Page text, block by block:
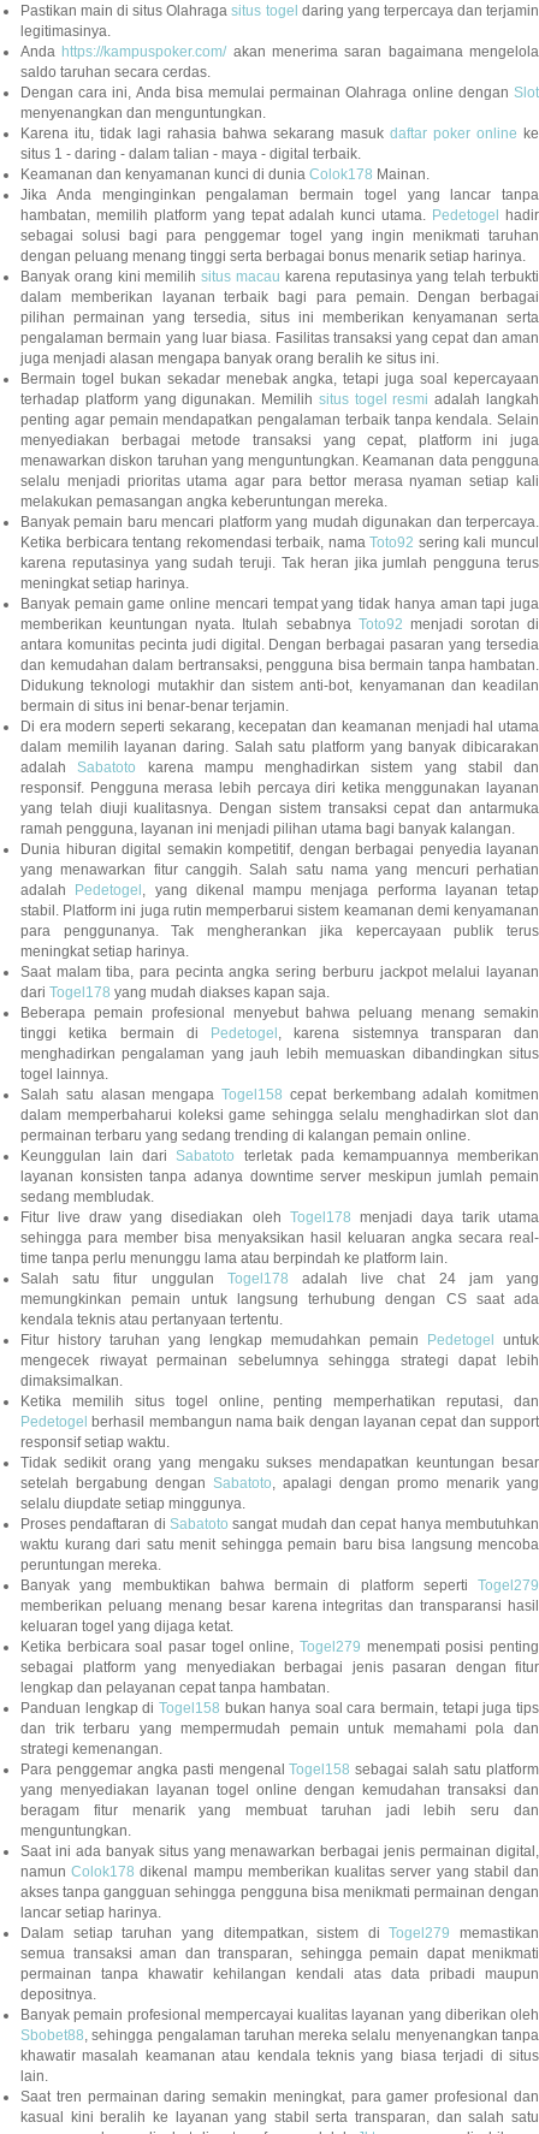
Pastikan main di situs Olahragasitus togel daring yang terpercaya dan terjamin
legitimasinya.
Anda https://kampuspoker.com/akan menerima saran bagaimana mengelola
saldo taruhan secara cerdas.
Dengan cara ini, Anda bisa memulai permainan Olahraga online dengan Slot
menyenangkan dan menguntungkan.
Karena itu, tidak lagi rahasia bahwa sekarang masuk daftar poker online ke
situs 1 - daring - dalam talian - maya - digital terbaik.
Keamanan dan kenyamanan kunci di dunia Colok178 Mainan.
Jika Anda menginginkan pengalaman bermain togel yang lancar tanpa
hambatan, memilih platform yang tepat adalah kunci utama. Pedetogel hadir
sebagai solusi bagi para penggemar togel yang ingin menikmati taruhan
dengan peluang menang tinggi serta berbagai bonus menarik setiap harinya.
Banyak orang kini memilihsitus macau karena reputasinya yang telah terbukti
dalam memberikan layanan terbaik bagi para pemain. Dengan berbagai
pilihan permainan yang tersedia, situs ini memberikan kenyamanan serta
pengalaman bermain yang luar biasa. Fasilitas transaksi yang cepat dan aman
juga menjadi alasan mengapa banyak orang beralih ke situs ini.
Bermain togel bukan sekadar menebak angka, tetapi juga soal kepercayaan
terhadap platform yang digunakan. Memilih situs togel resmi adalah langkah
penting agar pemain mendapatkan pengalaman terbaik tanpa kendala. Selain
menyediakan berbagai metode transaksi yang cepat, platform ini juga
menawarkan diskon taruhan yang menguntungkan. Keamanan data pengguna
selalu menjadi prioritas utama agar para bettor merasa nyaman setiap kali
melakukan pemasangan angka keberuntungan mereka.
Banyak pemain baru mencari platform yang mudah digunakan dan terpercaya.
Ketika berbicara tentang rekomendasi terbaik, namaToto92 sering kali muncul
karena reputasinya yang sudah teruji. Tak heran jika jumlah pengguna terus
meningkat setiap harinya.
Banyak pemain game online mencari tempat yang tidak hanya aman tapi juga
memberikan keuntungan nyata. Itulah sebabnya Toto92 menjadi sorotan di
antara komunitas pecinta judi digital. Dengan berbagai pasaran yang tersedia
dan kemudahan dalam bertransaksi, pengguna bisa bermain tanpa hambatan.
Didukung teknologi mutakhir dan sistem anti-bot, kenyamanan dan keadilan
bermain di situs ini benar-benar terjamin.
Di era modern seperti sekarang, kecepatan dan keamanan menjadi hal utama
dalam memilih layanan daring. Salah satu platform yang banyak dibicarakan
adalahSabatoto karena mampu menghadirkan sistem yang stabil dan
responsif. Pengguna merasa lebih percaya diri ketika menggunakan layanan
yang telah diuji kualitasnya. Dengan sistem transaksi cepat dan antarmuka
ramah pengguna, layanan ini menjadi pilihan utama bagi banyak kalangan.
Dunia hiburan digital semakin kompetitif, dengan berbagai penyedia layanan
yang menawarkan fitur canggih. Salah satu nama yang mencuri perhatian
adalah Pedetogel , yang dikenal mampu menjaga performa layanan tetap
stabil. Platform ini juga rutin memperbarui sistem keamanan demi kenyamanan
para penggunanya. Tak mengherankan jika kepercayaan publik terus
meningkat setiap harinya.
Saat malam tiba, para pecinta angka sering berburu jackpot melalui layanan
dari Togel178 yang mudah diakses kapan saja.
Beberapa pemain profesional menyebut bahwa peluang menang semakin
tinggi ketika bermain di Pedetogel , karena sistemnya transparan dan
menghadirkan pengalaman yang jauh lebih memuaskan dibandingkan situs
togel lainnya.
Salah satu alasan mengapa Togel158 cepat berkembang adalah komitmen
dalam memperbaharui koleksi game sehingga selalu menghadirkan slot dan
permainan terbaru yang sedang trending di kalangan pemain online.
Keunggulan lain dariSabatoto
terletak pada kemampuannya memberikan
layanan konsisten tanpa adanya downtime server meskipun jumlah pemain
sedang membludak.
Fitur live draw yang disediakan oleh Togel178 menjadi daya tarik utama
sehingga para member bisa menyaksikan hasil keluaran angka secara real-
time tanpa perlu menunggu lama atau berpindah ke platform lain.
Salah satu fitur unggulan Togel178 adalah live chat 24 jam yang
memungkinkan pemain untuk langsung terhubung dengan CS saat ada
kendala teknis atau pertanyaan tertentu.
Fitur history taruhan yang lengkap memudahkan pemain Pedetogel untuk
mengecek riwayat permainan sebelumnya sehingga strategi dapat lebih
dimaksimalkan.
Ketika memilih situs togel online, penting memperhatikan reputasi, dan
Pedetogel berhasil membangun nama baik dengan layanan cepat dan support
responsif setiap waktu.
Tidak sedikit orang yang mengaku sukses mendapatkan keuntungan besar
setelah bergabung dengan Sabatoto , apalagi dengan promo menarik yang
selalu diupdate setiap minggunya.
Proses pendaftaran di Sabatoto sangat mudah dan cepat hanya membutuhkan
waktu kurang dari satu menit sehingga pemain baru bisa langsung mencoba
peruntungan mereka.
Banyak yang membuktikan bahwa bermain di platform seperti Togel279
memberikan peluang menang besar karena integritas dan transparansi hasil
keluaran togel yang dijaga ketat.
Ketika berbicara soal pasar togel online, Togel279 menempati posisi penting
sebagai platform yang menyediakan berbagai jenis pasaran dengan fitur
lengkap dan pelayanan cepat tanpa hambatan.
Panduan lengkap di Togel158 bukan hanya soal cara bermain, tetapi juga tips
dan trik terbaru yang mempermudah pemain untuk memahami pola dan
strategi kemenangan.
Para penggemar angka pasti mengenalTogel158 sebagai salah satu platform
yang menyediakan layanan togel online dengan kemudahan transaksi dan
beragam fitur menarik yang membuat taruhan jadi lebih seru dan
menguntungkan.
Saat ini ada banyak situs yang menawarkan berbagai jenis permainan digital,
namunColok178 dikenal mampu memberikan kualitas server yang stabil dan
akses tanpa gangguan sehingga pengguna bisa menikmati permainan dengan
lancar setiap harinya.
Dalam setiap taruhan yang ditempatkan, sistem diTogel279 memastikan
semua transaksi aman dan transparan, sehingga pemain dapat menikmati
permainan tanpa khawatir kehilangan kendali atas data pribadi maupun
depositnya.
Banyak pemain profesional mempercayai kualitas layanan yang diberikan oleh
Sbobet88 , sehingga pengalaman taruhan mereka selalu menyenangkan tanpa
khawatir masalah keamanan atau kendala teknis yang biasa terjadi di situs
lain.
Saat tren permainan daring semakin meningkat, para gamer profesional dan
kasual kini beralih ke layanan yang stabil serta transparan, dan salah satu